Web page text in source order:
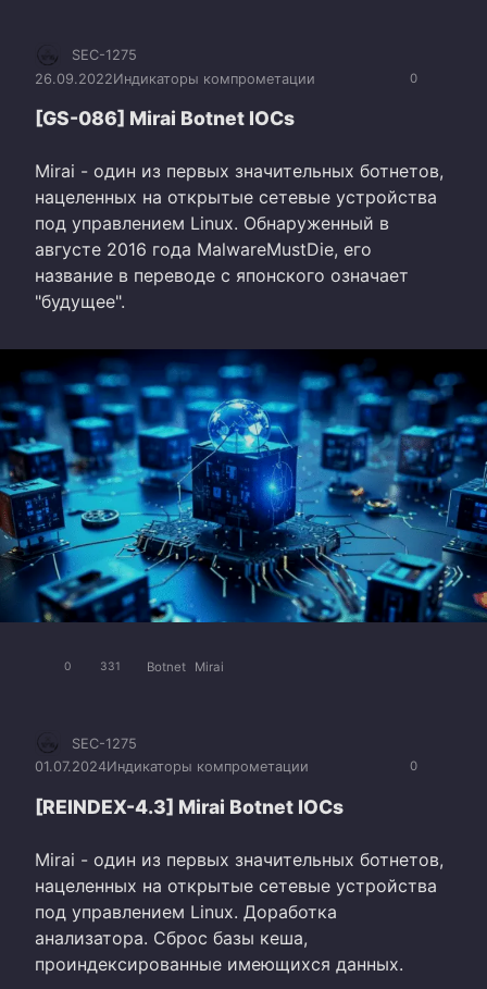
0
SEC-1275
26.09.2022Индикаторы компрометации
[GS-086] Mirai Botnet IOCs
Mirai - один из первых значительных ботнетов,
нацеленных на открытые сетевые устройства
под управлением Linux. Обнаруженный в
августе 2016 года MalwareMustDie, его
название в переводе с японского означает
"будущее".
0 331 Botnet Mirai
0
SEC-1275
01.07.2024Индикаторы компрометации
[REINDEX-4.3] Mirai Botnet IOCs
Mirai - один из первых значительных ботнетов,
нацеленных на открытые сетевые устройства
под управлением Linux. Доработка
анализатора. Сброс базы кеша,
проиндексированные имеющихся данных.